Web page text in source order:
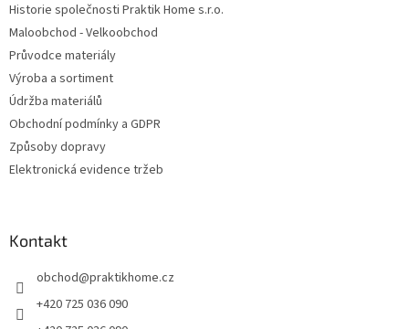
Historie společnosti Praktik Home s.r.o.
Maloobchod - Velkoobchod
Průvodce materiály
Výroba a sortiment
Údržba materiálů
Obchodní podmínky a GDPR
Způsoby dopravy
Elektronická evidence tržeb
Kontakt
obchod@praktikhome.cz
+420 725 036 090